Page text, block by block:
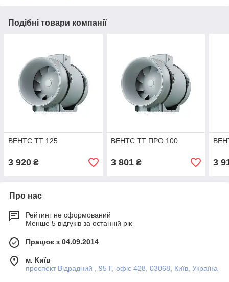
Подібні товари компанії
ВЕНТС ТТ 125
3 920 ₴
ВЕНТС ТТ ПРО 100
3 801₴ 3
Про нас
Рейтинг не сформований
Менше 5 відгуків за останній рік
Працює з 04.09.2014
м. Київ
проспект Відрадний , 95 Г, офіс 428, 03068, Київ, Україна